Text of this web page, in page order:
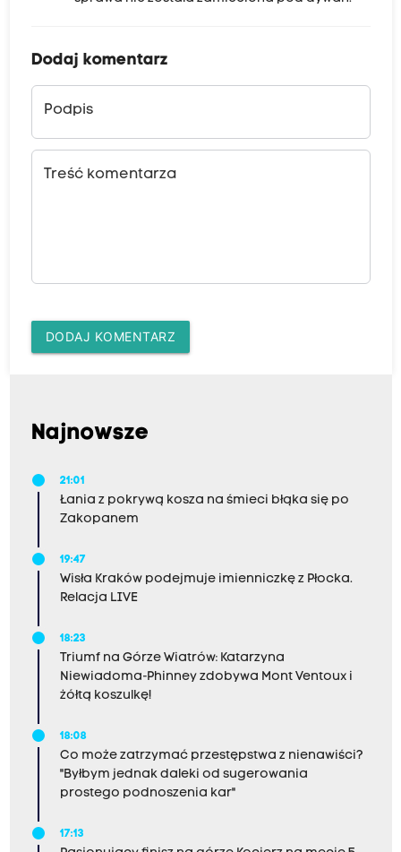
Dodaj komentarz
Podpis
Treść komentarza
DODAJ KOMENTARZ
Najnowsze
21:01
Łania z pokrywą kosza na śmieci błąka się po
Zakopanem
19:47
Wisła Kraków podejmuje imienniczkę z Płocka.
Relacja LIVE
18:23
Triumf na Górze Wiatrów: Katarzyna
Niewiadoma-Phinney zdobywa Mont Ventoux i
żółtą koszulkę!
18:08
Co może zatrzymać przestępstwa z nienawiści?
"Byłbym jednak daleki od sugerowania
prostego podnoszenia kar"
17:13